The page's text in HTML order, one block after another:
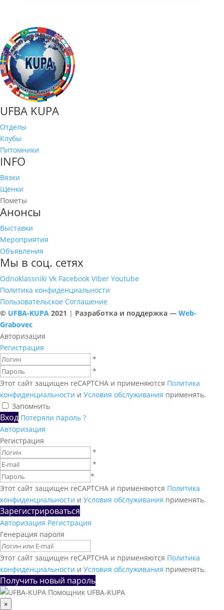
UFBA KUPA
Отделы
Клубы
Питомники
INFO
Вязки
Щенки
Пометы
Анонсы
Выставки
Мероприятия
Объявления
Мы в соц. сетях
Odnoklassniki Vk Facebook Viber Youtube
Политика конфиденциальности
Пользовательское Соглашение
© UFBA-KUPA 2021 | Разработка и поддержка — Web-
Grabovec
Авторизация
Регистрация
*
*
Этот сайт защищен reCAPTCHA и применяются Политика
конфиденциальности и Условия обслуживания применять.
Запомнить
Вход Потеряли пароль ?
Авторизация
Регистрация
*
*
*
Этот сайт защищен reCAPTCHA и применяются Политика
конфиденциальности и Условия обслуживания применять.
Зарегистрироваться
Авторизация Регистрация
Генерация пароля
Этот сайт защищен reCAPTCHA и применяются Политика
конфиденциальности и Условия обслуживания применять.
Получить новый пароль
Помощник UFBA-KUPA
×